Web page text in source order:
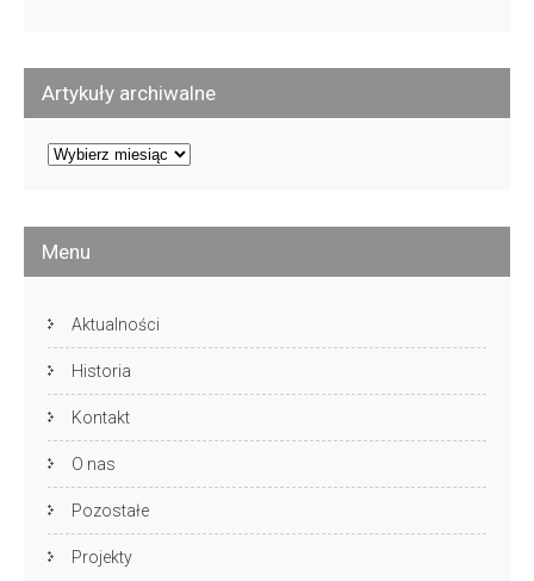
Artykuły archiwalne
Artykuły
Menu
Aktualności
Historia
Kontakt
O nas
Pozostałe
Projekty